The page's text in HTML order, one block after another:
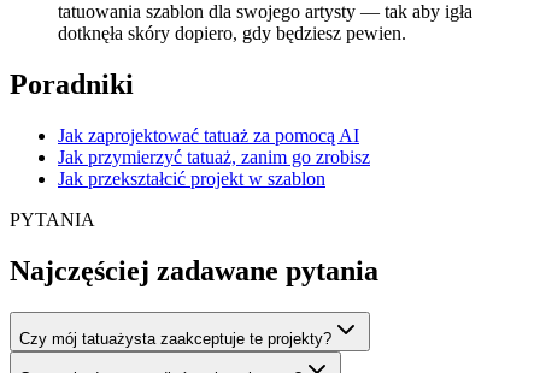
tatuowania szablon dla swojego artysty — tak aby igła
dotknęła skóry dopiero, gdy będziesz pewien.
Poradniki
Jak zaprojektować tatuaż za pomocą AI
Jak przymierzyć tatuaż, zanim go zrobisz
Jak przekształcić projekt w szablon
PYTANIA
Najczęściej zadawane pytania
Czy mój tatuażysta zaakceptuje te projekty?